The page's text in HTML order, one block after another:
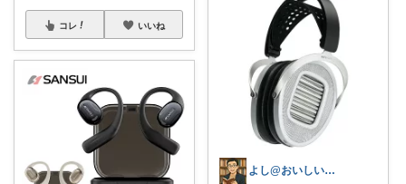
コレ いいね
よし@おいしいもの大好き